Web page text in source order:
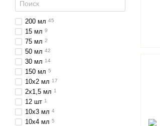
200 мл 45
15 мл 9
75 мл 2
50 мл 42
30 мл 14
150 мл 5
10х2 мл 17
2х1,5 мл 1
12 шт 1
10х3 мл 4
10х4 мл 5